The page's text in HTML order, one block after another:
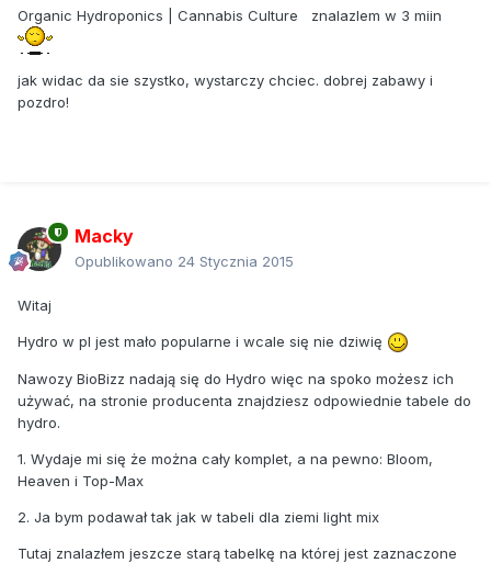
Organic Hydroponics | Cannabis Culture znalazlem w 3 miin
jak widac da sie szystko, wystarczy chciec. dobrej zabawy i
pozdro!
Macky
Opublikowano 24 Stycznia 2015
Witaj
Hydro w pl jest mało popularne i wcale się nie dziwię
Nawozy BioBizz nadają się do Hydro więc na spoko możesz ich
używać, na stronie producenta znajdziesz odpowiednie tabele do
hydro.
1. Wydaje mi się że można cały komplet, a na pewno: Bloom,
Heaven i Top-Max
2. Ja bym podawał tak jak w tabeli dla ziemi light mix
Tutaj znalazłem jeszcze starą tabelkę na której jest zaznaczone